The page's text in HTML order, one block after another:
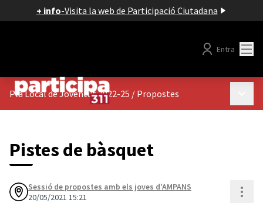
+ info-Visita la web de Participació Ciutadana
Entra
Pla Local de Joventut 2022-25 / Propostes
Pistes de bàsquet
Sessió de propostes amb els joves d'AMPANS
20/05/2021 15:21